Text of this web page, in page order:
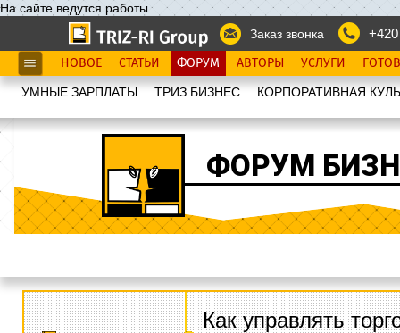
На сайте ведутся работы
Заказ звонка
НОВОЕ СТАТЬИ ФОРУМ АВТОРЫ УСЛУГИ
УМНЫЕ ЗАРПЛАТЫ ТРИЗ.БИЗНЕС КОРПОРАТИВНАЯ
ФОРУМ
Как управлять